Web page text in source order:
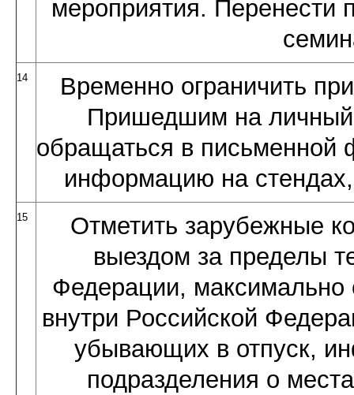
мероприятия. Перенести
14
Временно ограничить
Пришедшим на личный
обращаться в письменной
информацию на
15
Отметить зарубежные
выездом за пределы
Федерации, максимально
внутри Российской
убывающих в отпуск,
подразделения о